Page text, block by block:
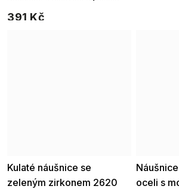
391 Kč
Kulaté náušnice se
zeleným zirkonem 2620
oceli s